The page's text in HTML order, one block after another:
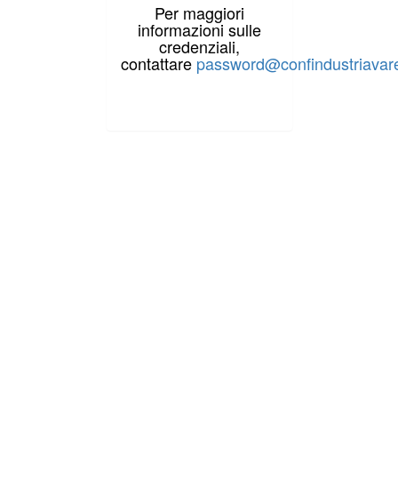
Per maggiori
informazioni sulle
credenziali,
contattare